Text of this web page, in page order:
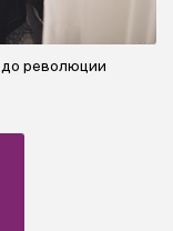
революции